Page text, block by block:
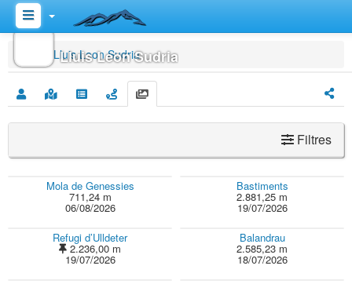
Lluis Leon Sudria
Lluis Leon Sudria
Filtres
Mola de Genessies
711,24 m
06/08/2026
Bastiments
2.881,25 m
19/07/2026
Refugi d’Ulldeter
2.236,00 m
19/07/2026
Balandrau
2.585,23 m
18/07/2026